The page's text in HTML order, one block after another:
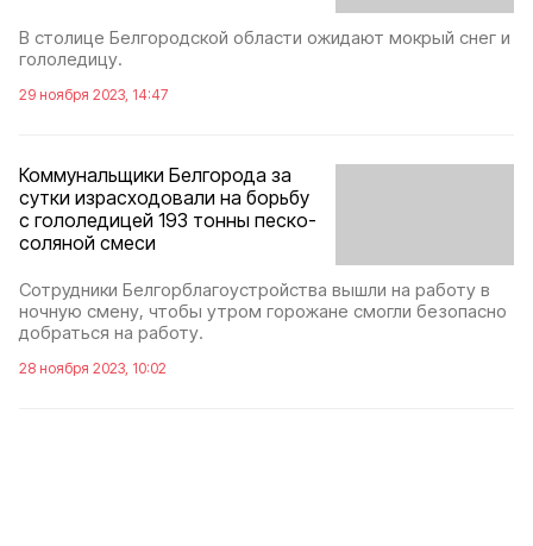
В столице Белгородской области ожидают мокрый снег и
гололедицу.
29 ноября 2023, 14:47
Коммунальщики Белгорода за
сутки израсходовали на борьбу
с гололедицей 193 тонны песко-
соляной смеси
Сотрудники Белгорблагоустройства вышли на работу в
ночную смену, чтобы утром горожане смогли безопасно
добраться на работу.
28 ноября 2023, 10:02